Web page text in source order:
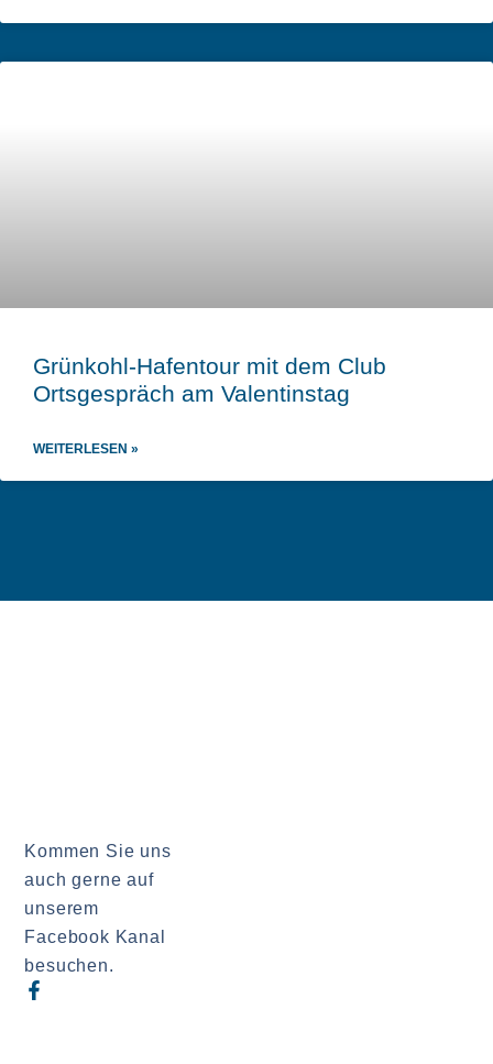
Grünkohl-Hafentour mit dem Club
Ortsgespräch am Valentinstag
WEITERLESEN »
Kommen Sie uns
auch gerne auf
unserem
Facebook Kanal
besuchen.